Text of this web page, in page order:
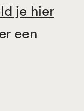
je hier
een